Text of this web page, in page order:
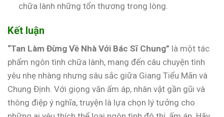
chữa lành những tổn thương trong lòng.
Kết luận
“Tan Làm Đừng Về Nhà Với Bác Sĩ Chung” là một tác
phẩm ngôn tình chữa lành, mang đến câu chuyện tình
yêu nhẹ nhàng nhưng sâu sắc giữa Giang Tiểu Mãn và
Chung Định. Với giọng văn ấm áp, nhân vật gần gũi và
thông điệp ý nghĩa, truyện là lựa chọn lý tưởng cho